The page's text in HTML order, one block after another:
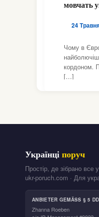
ІТАЛІЯ ,
мовчать
24
Чому в
кордоном.
[…]
Українціпоруч
Простір, де зібрано все
ukr-poruch.com · Для
ANBIETER GEMÄSS § 5
Zhanna Roeben